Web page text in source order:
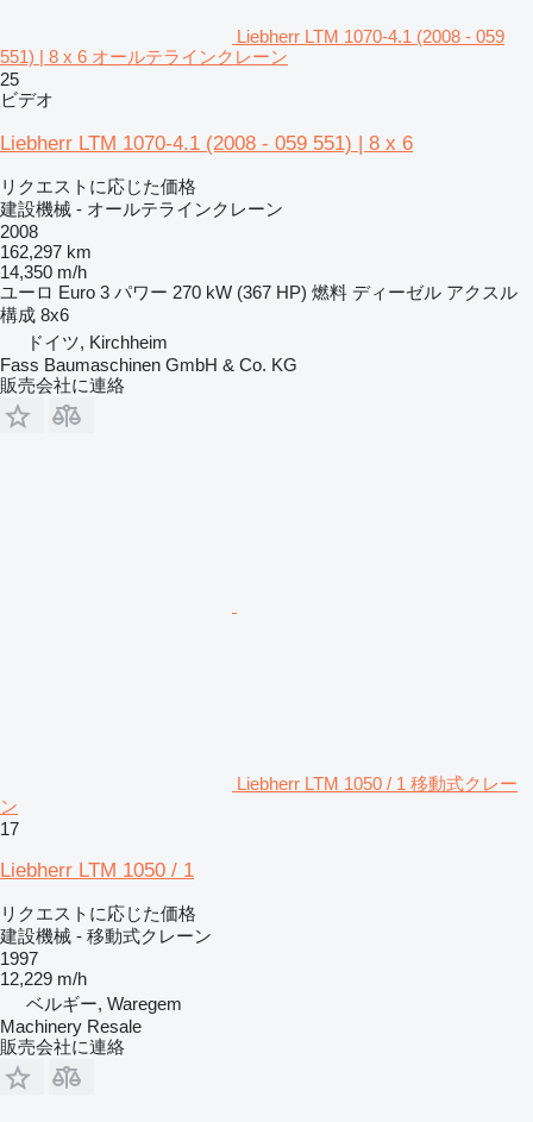
Liebherr LTM 1070-4.1 (2008 - 059
551) | 8 x 6 オールテラインクレーン
25
ビデオ
Liebherr LTM 1070-4.1 (2008 - 059 551) | 8 x 6
リクエストに応じた価格
建設機械 - オールテラインクレーン
2008
162,297 km
14,350 m/h
ユーロ Euro 3 パワー 270 kW (367 HP) 燃料 ディーゼル アクスル
構成 8x6
ドイツ, Kirchheim
Fass Baumaschinen GmbH & Co. KG
販売会社に連絡
Liebherr LTM 1050 / 1 移動式クレー
ン
17
Liebherr LTM 1050 / 1
リクエストに応じた価格
建設機械 - 移動式クレーン
1997
12,229 m/h
ベルギー, Waregem
Machinery Resale
販売会社に連絡